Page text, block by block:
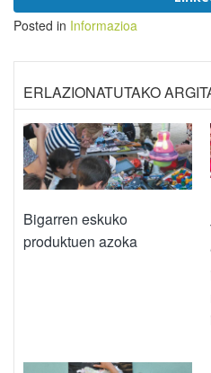
Posted in Informazioa
ERLAZIONATUTAKO
Bigarren eskuko
produktuen azoka